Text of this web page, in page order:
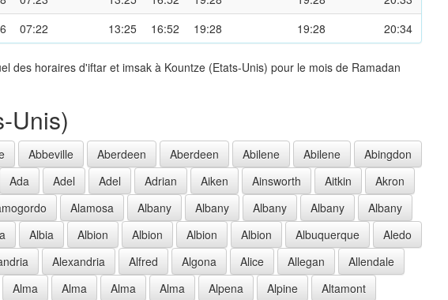
07:22 13:25 16:52 19:28 19:28 20:34
des horaires d'iftar et imsak à Kountze (Etats-Unis) pour le mois de Ramadan
Unis)
Abbeville Aberdeen Aberdeen Abilene Abilene
Abingdon
Ada Adel Adel Adrian Aiken Ainsworth Aitkin
Akron
Alamosa Albany Albany Albany Albany
Albany
Albia Albion Albion Albion Albion Albuquerque
Aledo
Alexandria Alfred Algona Alice Allegan
Allendale
Alma Alma Alma Alma Alpena Alpine
Altamont